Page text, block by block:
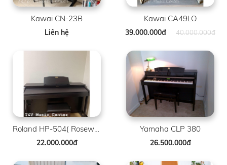
Kawai CN-23B
Liên hệ
Kawai CA49LO
39.000.000đ 40.000.000đ
22.000.000đ
Yamaha CLP 380
26.500.000đ